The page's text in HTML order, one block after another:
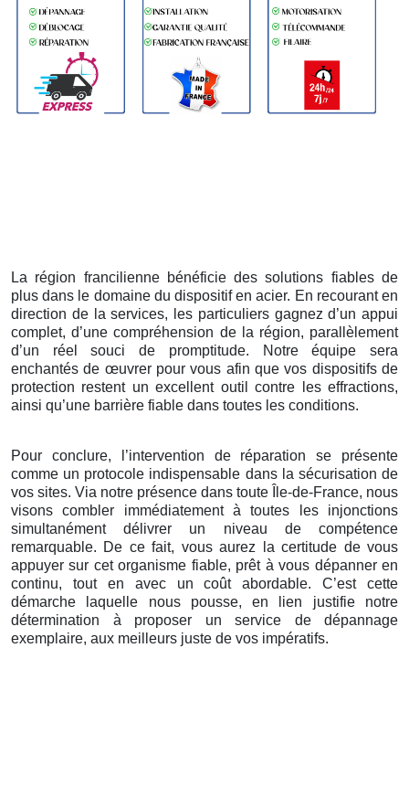
La région francilienne bénéficie des solutions fiables de
plus dans le domaine du dispositif en acier. En recourant en
direction de la services, les particuliers gagnez d’un appui
complet, d’une compréhension de la région, parallèlement
d’un réel souci de promptitude. Notre équipe sera
enchantés de œuvrer pour vous afin que vos dispositifs de
protection restent un excellent outil contre les effractions,
ainsi qu’une barrière fiable dans toutes les conditions.
Pour conclure, l’intervention de réparation se présente
comme un protocole indispensable dans la sécurisation de
vos sites. Via notre présence dans toute Île-de-France, nous
visons combler immédiatement à toutes les injonctions
simultanément délivrer un niveau de compétence
remarquable. De ce fait, vous aurez la certitude de vous
appuyer sur cet organisme fiable, prêt à vous dépanner en
continu, tout en avec un coût abordable. C’est cette
démarche laquelle nous pousse, en lien justifie notre
détermination à proposer un service de dépannage
exemplaire, aux meilleurs juste de vos impératifs.